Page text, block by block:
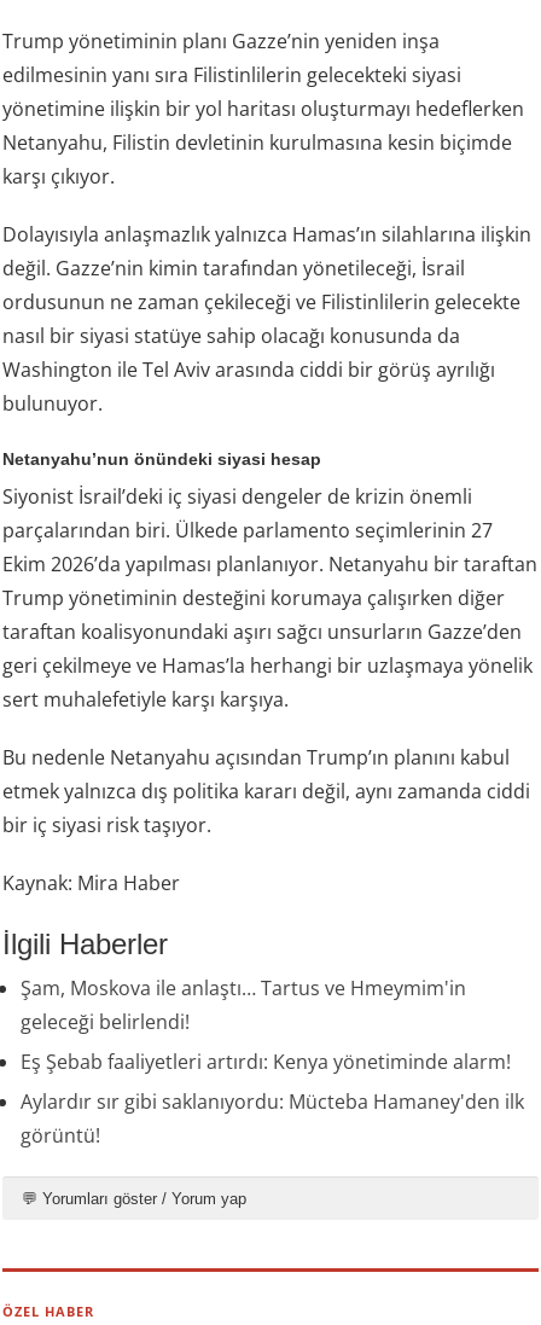
Trump yönetiminin planı Gazze’nin yeniden inşa
edilmesinin yanı sıra Filistinlilerin gelecekteki siyasi
yönetimine ilişkin bir yol haritası oluşturmayı hedeflerken
Netanyahu, Filistin devletinin kurulmasına kesin biçimde
karşı çıkıyor.
Dolayısıyla anlaşmazlık yalnızca Hamas’ın silahlarına ilişkin
değil. Gazze’nin kimin tarafından yönetileceği, İsrail
ordusunun ne zaman çekileceği ve Filistinlilerin gelecekte
nasıl bir siyasi statüye sahip olacağı konusunda da
Washington ile Tel Aviv arasında ciddi bir görüş ayrılığı
bulunuyor.
Netanyahu’nun önündeki siyasi hesap
Siyonist İsrail’deki iç siyasi dengeler de krizin önemli
parçalarından biri. Ülkede parlamento seçimlerinin 27
Ekim 2026’da yapılması planlanıyor. Netanyahu bir taraftan
Trump yönetiminin desteğini korumaya çalışırken diğer
taraftan koalisyonundaki aşırı sağcı unsurların Gazze’den
geri çekilmeye ve Hamas’la herhangi bir uzlaşmaya yönelik
sert muhalefetiyle karşı karşıya.
Bu nedenle Netanyahu açısından Trump’ın planını kabul
etmek yalnızca dış politika kararı değil, aynı zamanda ciddi
bir iç siyasi risk taşıyor.
Kaynak: Mira Haber
İlgili Haberler
Şam, Moskova ile anlaştı… Tartus ve Hmeymim'in
geleceği belirlendi!
Eş Şebab faaliyetleri artırdı: Kenya yönetiminde alarm!
Aylardır sır gibi saklanıyordu: Mücteba Hamaney'den ilk
görüntü!
💬 Yorumları göster / Yorum yap
ÖZEL HABER